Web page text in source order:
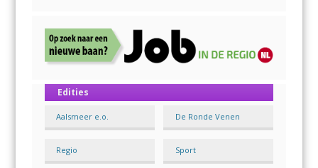
Edities
Aalsmeer e.o. De Ronde Venen
Regio Sport